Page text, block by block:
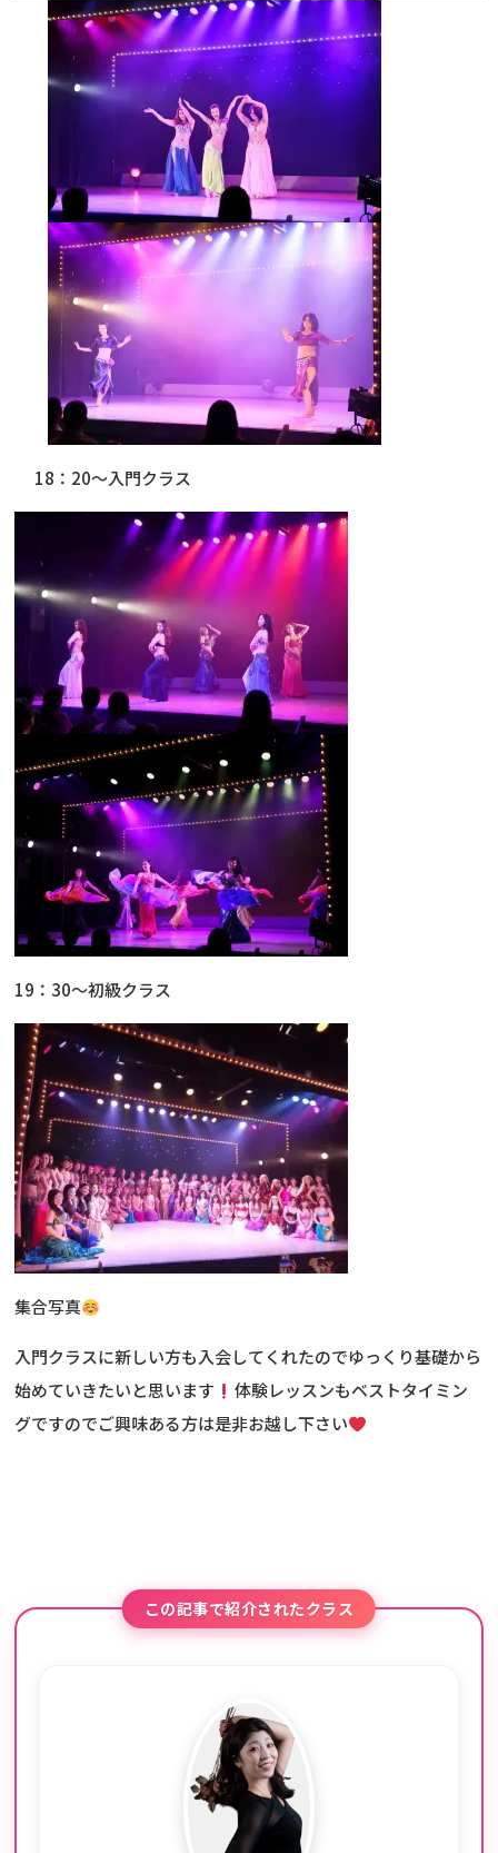
18：20～入門クラス
19：30～初級クラス
集合写真
入門クラスに新しい方も入会してくれたのでゆっくり基礎から
始めていきたいと思います
体験レッスンもベストタイミン
グですのでご興味ある方は是非お越し下さい
この記事で紹介されたクラス